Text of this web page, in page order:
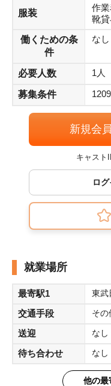
■交通費：実費（規定有
■お給与のお支払い：
服装
作
靴貸
働くための条
件
なし
必要人数 1人
募集条件
新規会
キャスト
ロ
就業場所
最寄駅1 東武
交通手段 その
送迎 なし
待ち合わせ なし
他の最